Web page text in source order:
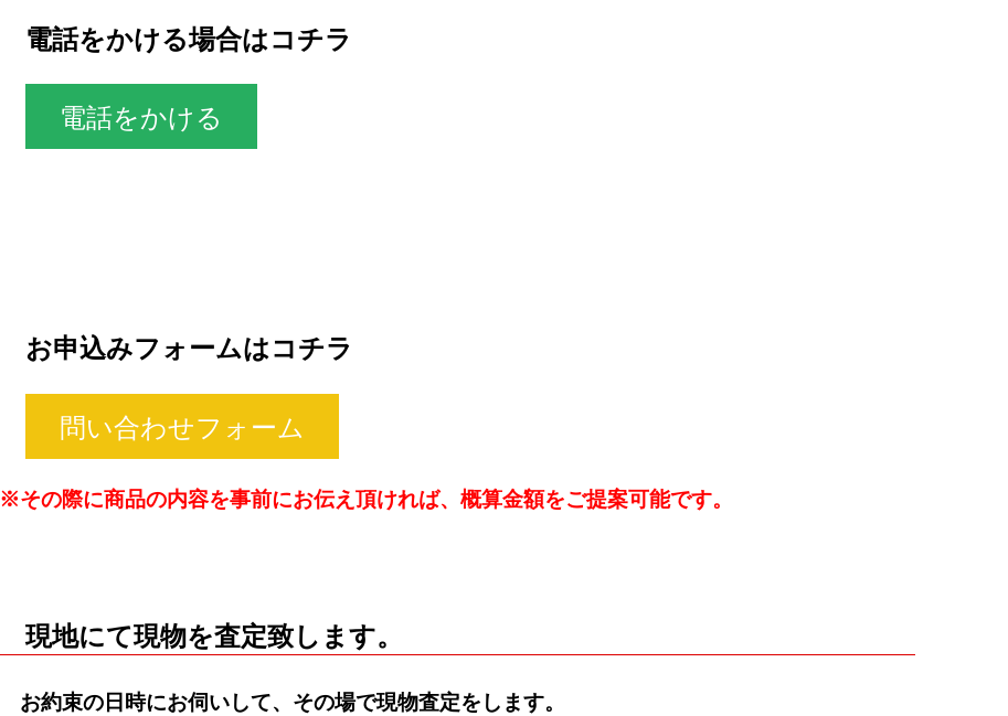
電話をかける場合はコチラ
電話をかける
お申込みフォームはコチラ
問い合わせフォーム
※その際に商品の内容を事前にお伝え頂ければ、概算金額をご提案可能です。
現地にて現物を査定致します。
お約束の日時にお伺いして、その場で現物査定をします。